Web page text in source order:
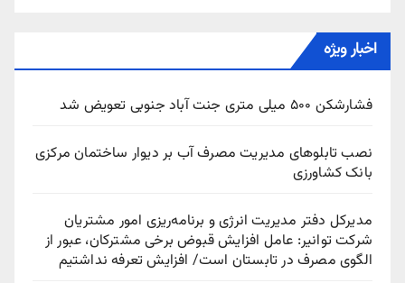
اخبار ویژه
فشارشکن ۵۰۰ میلی متری جنت آباد جنوبی تعویض شد
نصب تابلوهای مدیریت مصرف آب بر دیوار ساختمان مرکزی
بانک کشاورزی
مدیرکل دفتر مدیریت انرژی و برنامه‌ریزی امور مشتریان
شرکت توانیر: عامل افزایش قبوض برخی مشترکان، عبور از
الگوی مصرف در تابستان است/ افزایش تعرفه نداشتیم